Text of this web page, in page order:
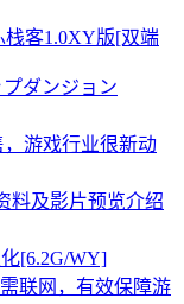
栈客1.0XY版[双端
プダンジョン
，游戏行业很新动
料及影片预览介绍
化[6.2G/WY]
联网，有效保障游